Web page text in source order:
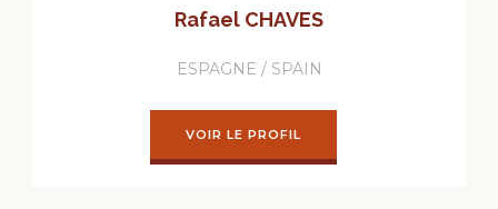
Rafael CHAVES
ESPAGNE / SPAIN
VOIR LE PROFIL